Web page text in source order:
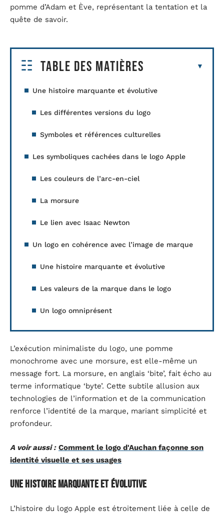
pomme d’Adam et Ève, représentant la tentation et la
quête de savoir.
Table des matières
Une histoire marquante et évolutive
Les différentes versions du logo
Symboles et références culturelles
Les symboliques cachées dans le logo Apple
Les couleurs de l’arc-en-ciel
La morsure
Le lien avec Isaac Newton
Un logo en cohérence avec l’image de marque
Une histoire marquante et évolutive
Les valeurs de la marque dans le logo
Un logo omniprésent
L’exécution minimaliste du logo, une pomme
monochrome avec une morsure, est elle-même un
message fort. La morsure, en anglais ‘bite’, fait écho au
terme informatique ‘byte’. Cette subtile allusion aux
technologies de l’information et de la communication
renforce l’identité de la marque, mariant simplicité et
profondeur.
A voir aussi : Comment le logo d'Auchan façonne son
identité visuelle et ses usages
Une histoire marquante et évolutive
L’histoire du logo Apple est étroitement liée à celle de